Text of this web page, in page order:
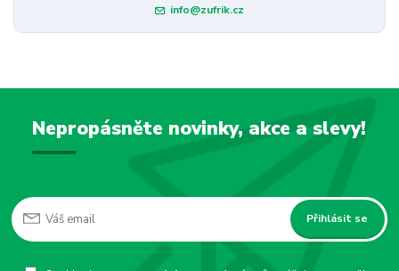
info@zufrik.cz
Nepropásněte novinky, akce a slevy!
Přihlásit se